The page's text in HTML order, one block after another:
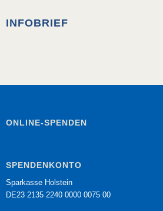
INFOBRIEF
ONLINE-SPENDEN
SPENDENKONTO
Sparkasse Holstein
DE23 2135 2240 0000 0075 00